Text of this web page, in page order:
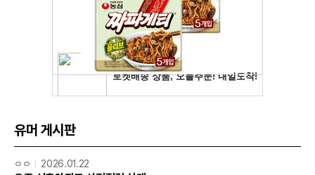
유머 게시판
ㅇㅇ 2026.01.22